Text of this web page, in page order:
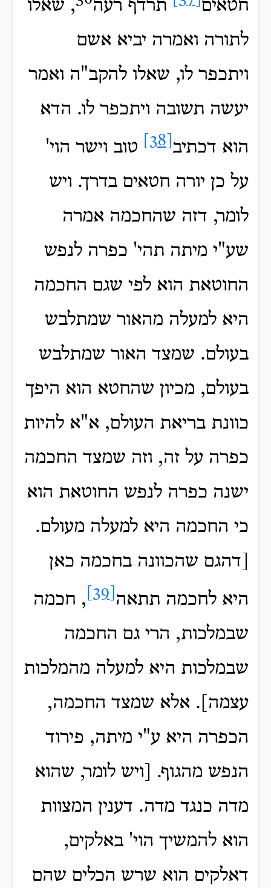
חטאים תרדף רעה
, שאלו
לתורה ואמרה יביא אשם
ויתכפר לו, שאלו להקב"ה ואמר
יעשה תשובה ויתכפר לו. הדא
הוא דכתיב
טוב וישר הוי'
על כן יורה חטאים בדרך. ויש
לומר, דזה שהחכמה אמרה
שע"י מיתה תהי' כפרה לנפש
החוטאת הוא לפי שגם החכמה
היא למעלה מהאור שמתלבש
בעולם. שמצד האור שמתלבש
בעולם, מכיון שהחטא הוא היפך
כוונת בריאת העולם, א"א להיות
כפרה על זה, וזה שמצד החכמה
ישנה כפרה לנפש החוטאת הוא
כי החכמה היא למעלה מעולם.
[דהגם שהכוונה בחכמה כאן
היא לחכמה תתאה
, חכמה
שבמלכות, הרי גם החכמה
שבמלכות היא למעלה מהמלכות
עצמה]. אלא שמצד החכמה,
הכפרה היא ע"י מיתה, פירוד
הנפש מהגוף. [ויש לומר, שהוא
מדה כנגד מדה. דענין המצוות
הוא להמשיך הוי' באלקים,
דאלקים הוא שרש הכלים שהם